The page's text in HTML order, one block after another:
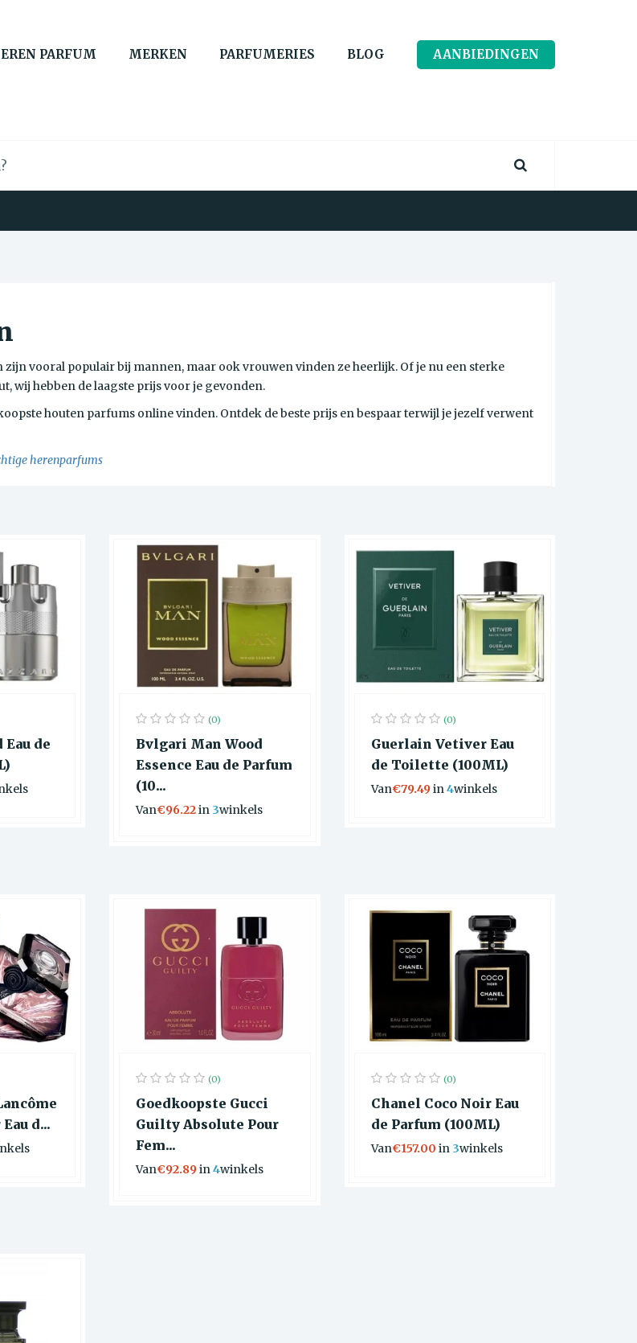
PARFUM MERKEN PARFUMERIES BLOG AANBIEDINGEN
vooral populair bij mannen, maar ook vrouwen vinden ze heerlijk. Of je nu een sterke
wij hebben de laagste prijs voor je gevonden.
houten parfums online vinden. Ontdek de beste prijs en bespaar terwijl je jezelf verwent
herenparfums
Eau de
(0)
Bvlgari Man Wood
Essence Eau de Parfum
(10...
Van€96.22in 3winkels
(0)
Guerlain Vetiver Eau
de Toilette (100ML)
Van€79.49in4winkels
d...
(0)
Goedkoopste Gucci
Guilty Absolute Pour
Fem...
Van€92.89in4winkels
(0)
Chanel Coco Noir Eau
de Parfum (100ML)
Van€157.00 in 3winkels